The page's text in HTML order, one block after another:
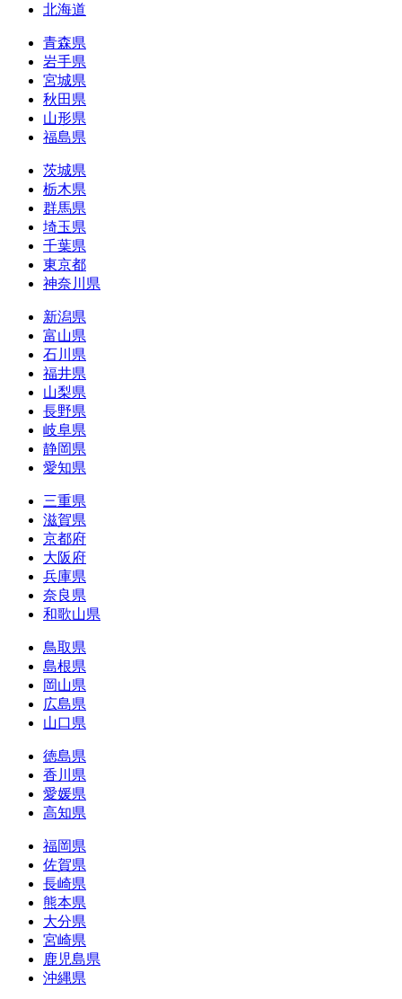
北海道
青森県
岩手県
宮城県
秋田県
山形県
福島県
茨城県
栃木県
群馬県
埼玉県
千葉県
東京都
神奈川県
新潟県
富山県
石川県
福井県
山梨県
長野県
岐阜県
静岡県
愛知県
三重県
滋賀県
京都府
大阪府
兵庫県
奈良県
和歌山県
鳥取県
島根県
岡山県
広島県
山口県
徳島県
香川県
愛媛県
高知県
福岡県
佐賀県
長崎県
熊本県
大分県
宮崎県
鹿児島県
沖縄県